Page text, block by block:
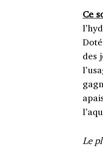
Ce
des
Le